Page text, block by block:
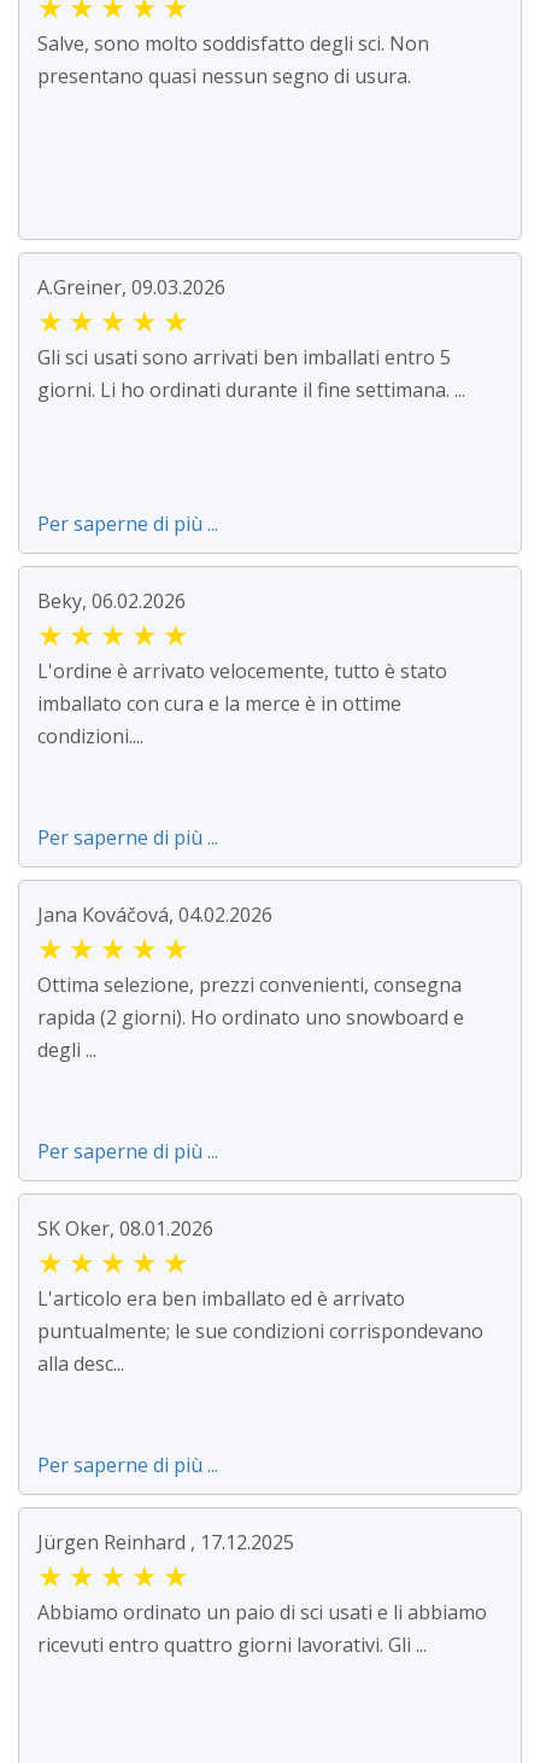
Salve, sono molto soddisfatto degli sci. Non
presentano quasi nessun segno di usura.
A.Greiner, 09.03.2026
★ ★ ★ ★ ★
Gli sci usati sono arrivati ben imballati entro 5
giorni. Li ho ordinati durante il fine settimana. ...
Per saperne di più ...
Beky, 06.02.2026
★ ★ ★ ★ ★
L'ordine è arrivato velocemente, tutto è stato
imballato con cura e la merce è in ottime
condizioni....
Per saperne di più ...
Jana Kováčová, 04.02.2026
★ ★ ★ ★ ★
Ottima selezione, prezzi convenienti, consegna
rapida (2 giorni). Ho ordinato uno snowboard e
degli ...
Per saperne di più ...
SK Oker, 08.01.2026
★ ★ ★ ★ ★
L'articolo era ben imballato ed è arrivato
puntualmente; le sue condizioni corrispondevano
alla desc...
Per saperne di più ...
Jürgen Reinhard , 17.12.2025
★ ★ ★ ★ ★
Abbiamo ordinato un paio di sci usati e li abbiamo
ricevuti entro quattro giorni lavorativi. Gli ...